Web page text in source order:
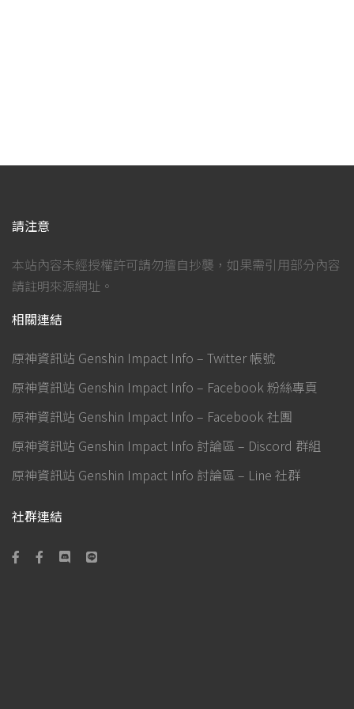
請注意
本站內容未經授權許可請勿擅自抄襲，如果需引用部分內容
請註明來源網址。
相關連結
原神資訊站 Genshin Impact Info – Twitter 帳號
原神資訊站 Genshin Impact Info – Facebook 粉絲專頁
原神資訊站 Genshin Impact Info – Facebook 社團
原神資訊站 Genshin Impact Info 討論區 – Discord 群組
原神資訊站 Genshin Impact Info 討論區 – Line 社群
社群連結